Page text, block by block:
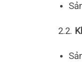
2.2.